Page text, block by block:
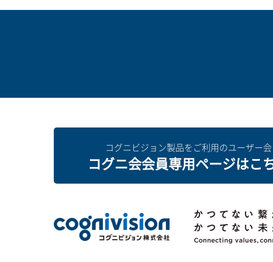
【ワークスペース容量拡大】ワークスペ
【保険外修理案件】利用する店舗と店舗
【有料サービス】申込日から利用できま
アカウント登録時に「メールアドレスが
「セキュリティコードが一致しません」と
コグニセブンから連携する際に「システ
案件に担当者を割り当てる方法（アサイ
「cogniPHOTOBASE SEVEN連携アプリ
コグニセブンからコグニフォトベース
コグニセブンからコグニフォトベースへ
コグニセブンからコグニフォトベースに
コグニセブンからコグニフォトベース
ワークスペースのファイルを削除する方
ワークスペースとは？
コグニビジョン製品をご利用のユーザー会
コグニ会会員専用ページはこ